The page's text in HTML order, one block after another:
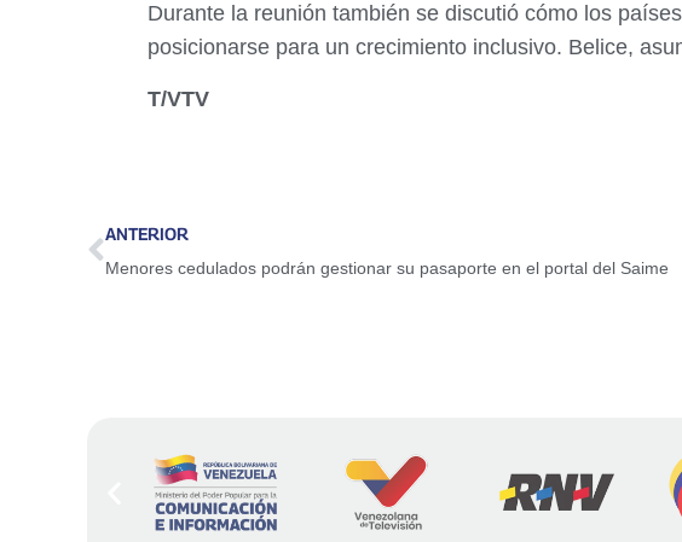
Durante la reunión también se discutió cómo los
posicionarse para un crecimiento inclusivo. ⁠Belice,
T/VTV
ANTERIOR
Menores cedulados podrán gestionar su pasaporte en el portal del Saime